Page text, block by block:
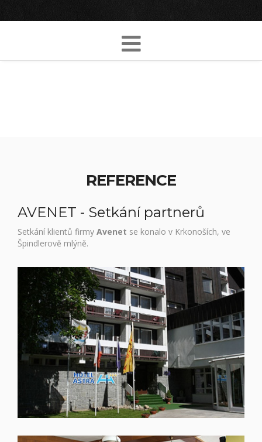
REFERENCE
AVENET - Setkání partnerů
Setkání klientů firmy Avenet se konalo v Krkonoších, ve
Špindlerově mlýně.